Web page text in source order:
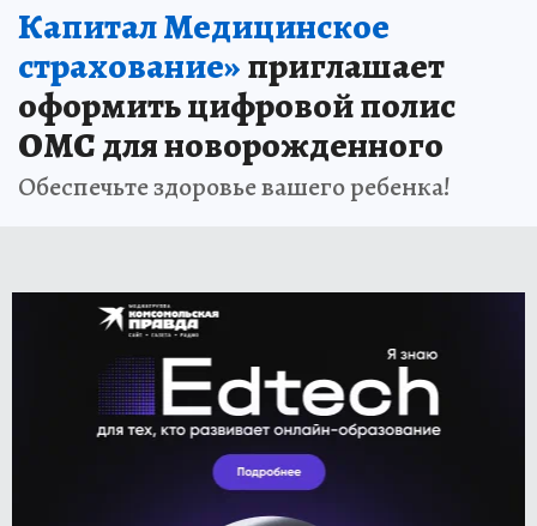
Капитал Медицинское
страхование»приглашает
оформить цифровой полис
ОМС для новорожденного
Обеспечьте здоровье вашего ребенка!